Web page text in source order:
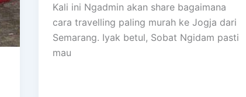
Kali ini Ngadmin akan share bagaimana
cara travelling paling murah ke Jogja dari
Semarang. Iyak betul, Sobat Ngidam pasti
mau